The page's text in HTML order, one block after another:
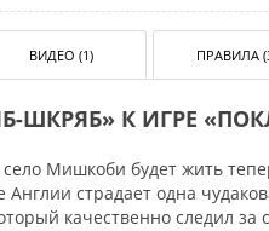
ВИДЕО (1) ПРАВИЛА
ШКРЯБ» К ИГРЕ
Мишкоби будет жить
Англии страдает одна
качественно следил